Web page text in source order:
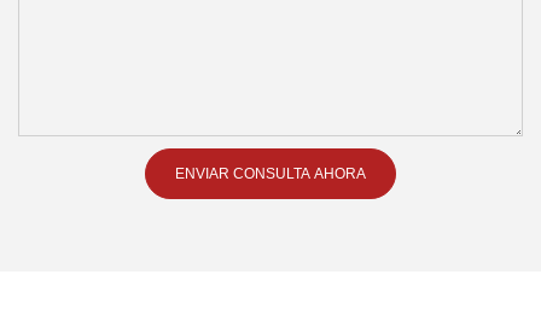
ENVIAR CONSULTA AHORA